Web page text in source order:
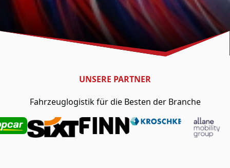
UNSERE PARTNER
Fahrzeuglogistik für die Besten der Branche